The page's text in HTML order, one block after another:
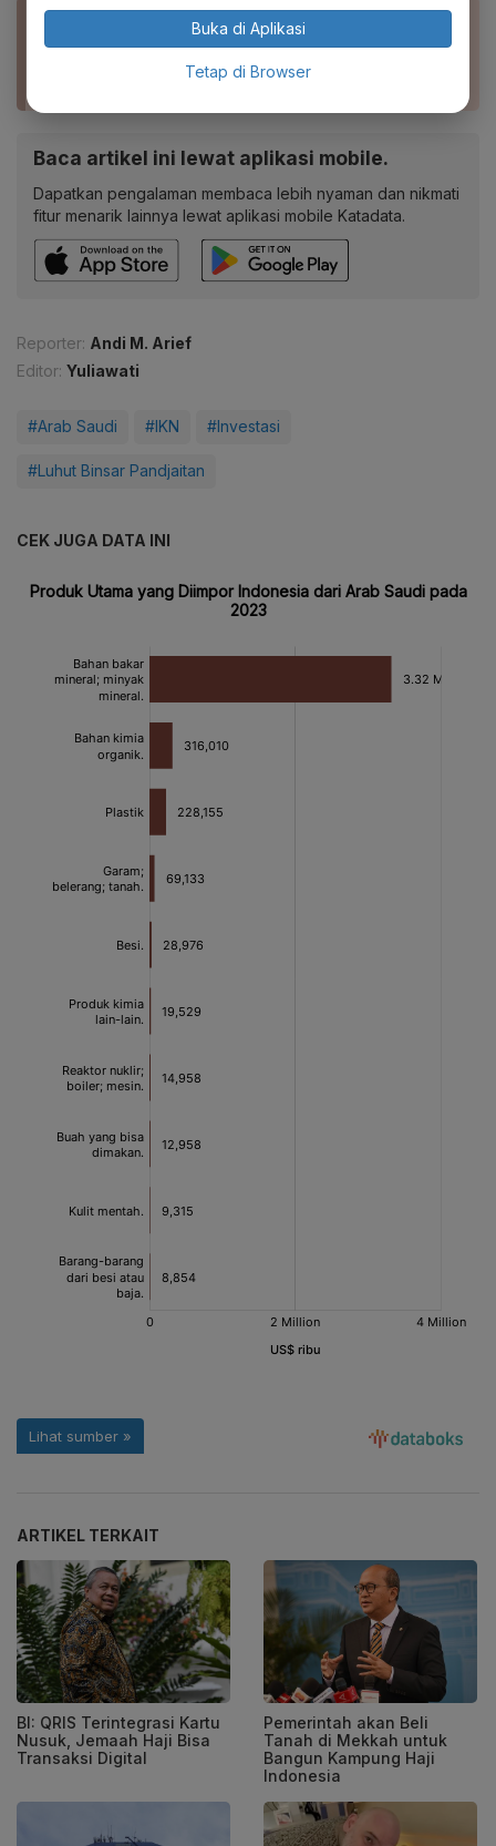
IKN Dirancang Jadi 10 Kota Paling Layak Huni di
Dunia, Kemiskinan 0%
Baca artikel ini lewat aplikasi mobile.
Dapatkan pengalaman membaca lebih nyaman dan nikmati
fitur menarik lainnya lewat aplikasi mobile Katadata.
Reporter: Andi M. Arief
Editor: Yuliawati
#Arab Saudi #IKN #Investasi
#Luhut Binsar Pandjaitan
CEK JUGA DATA INI
ARTIKEL TERKAIT
BI: QRIS Terintegrasi Kartu
Nusuk, Jemaah Haji Bisa
Transaksi Digital
Pemerintah akan Beli
Tanah di Mekkah untuk
Bangun Kampung Haji
Indonesia
Buka di Aplikasi
Tetap di Browser